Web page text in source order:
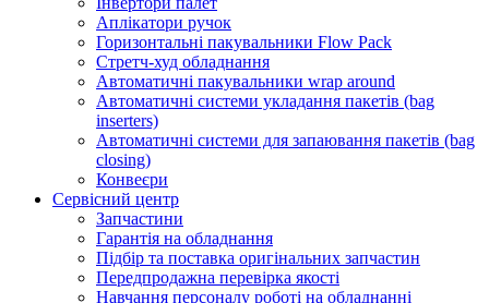
Аплікатори ручок
Горизонтальні пакувальники Flow Pack
Стретч-худ обладнання
Автоматичні пакувальники wrap around
Автоматичні системи укладання пакетів (bag
inserters)
Автоматичні системи для запаювання пакетів (bag
closing)
Конвеєри
Сервісний центр
Запчастини
Гарантія на обладнання
Підбір та поставка оригінальних запчастин
Передпродажна перевірка якості
Навчання персоналу роботі на обладнанні